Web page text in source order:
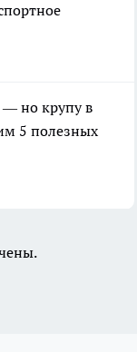
— но крупу в
5 полезных